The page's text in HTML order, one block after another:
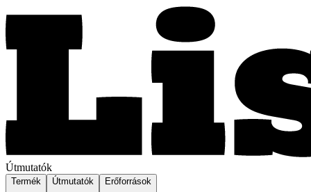
Útmutatók
Termék Útmutatók Erőforrások